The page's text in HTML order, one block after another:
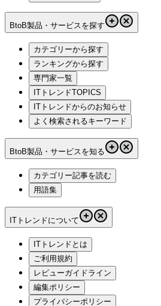
BtoB製品・サービスを探す
カテゴリーから探す
ランキングから探す
専門家一覧
ITトレンドTOPICS
ITトレンドからのお知らせ
よく検索されるキーワード
BtoB製品・サービスを知る
カテゴリー記事を読む
用語集
ITトレンドについて
ITトレンドとは
ご利用規約
レビューガイドライン
編集ポリシー
プライバシーポリシー